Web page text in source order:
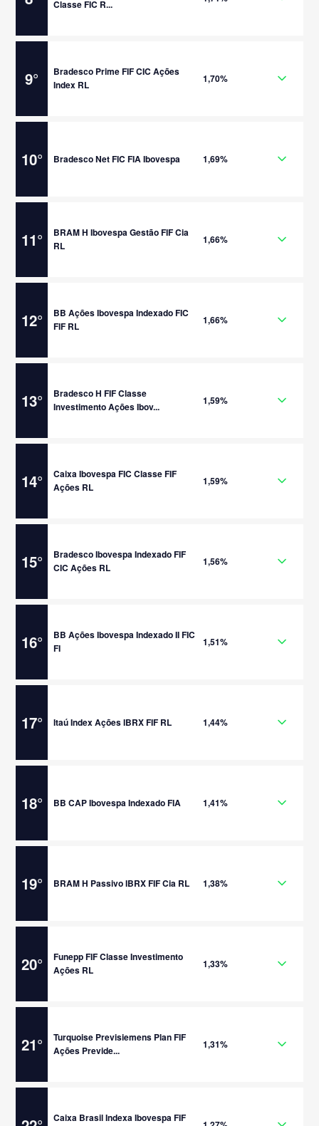
Classe FIC R...
9°
Bradesco Prime FIF CIC Ações
Index RL
1,70%
10° Bradesco Net FIC FIA Ibovespa 1,69%
11°
BRAM H Ibovespa Gestão FIF Cia
RL
1,66%
12°
BB Ações Ibovespa Indexado FIC
FIF RL
1,66%
13°
Bradesco H FIF Classe
Investimento Ações Ibov...
1,59%
14°
Caixa Ibovespa FIC Classe FIF
Ações RL
1,59%
15°
Bradesco Ibovespa Indexado FIF
CIC Ações RL
1,56%
16°
BB Ações Ibovespa Indexado II FIC
FI
1,51%
17° Itaú Index Ações IBRX FIF RL 1,44%
18° BB CAP Ibovespa Indexado FIA 1,41%
19° BRAM H Passivo IBRX FIF Cia RL 1,38%
20°
Funepp FIF Classe Investimento
Ações RL
1,33%
21°
Turquoise Previsiemens Plan FIF
Ações Previde...
1,31%
Caixa Brasil Indexa Ibovespa FIF